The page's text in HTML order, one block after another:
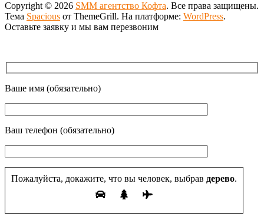
Copyright © 2026 SMM агентство Кофта. Все права защищены.
Тема Spacious от ThemeGrill. На платформе: WordPress.
Оставьте заявку и мы вам перезвоним
Ваше имя (обязательно)
Ваш телефон (обязательно)
Пожалуйста, докажите, что вы человек, выбрав дерево.